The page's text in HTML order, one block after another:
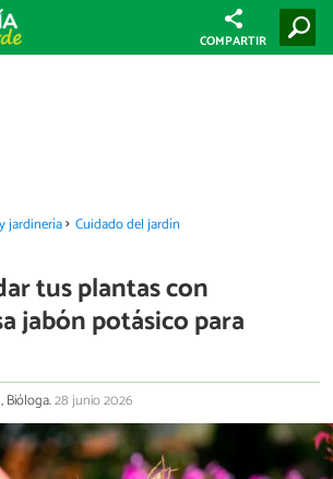
COMPARTIR
jardinería Cuidado del jardín
tus plantas con
jabón potásico para
, Bióloga.28 junio 2026